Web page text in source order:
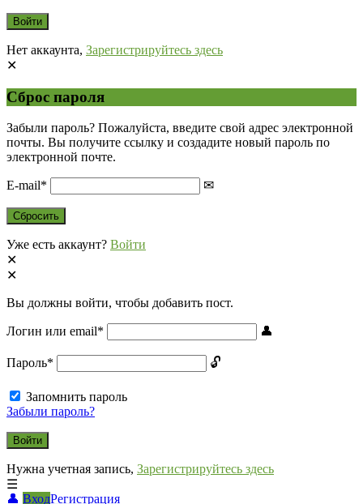
Нет аккаунта, Зарегистрируйтесь здесь
Сброс пароля
Забыли пароль? Пожалуйста, введите свой адрес электронной
почты. Вы получите ссылку и создадите новый пароль по
электронной почте.
E-mail*
Уже есть аккаунт? Войти
Вы должны войти, чтобы добавить пост.
Логин или email*
Пароль*
Запомнить пароль
Забыли пароль?
Нужна учетная запись, Зарегистрируйтесь здесь
ВходРегистрация